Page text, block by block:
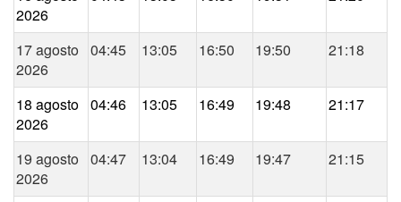
2026
17 agosto
2026
04:45 13:05 16:50 19:50 21:18
18 agosto
2026
04:46 13:05 16:49 19:48 21:17
19 agosto
2026
04:47 13:04 16:49 19:47 21:15